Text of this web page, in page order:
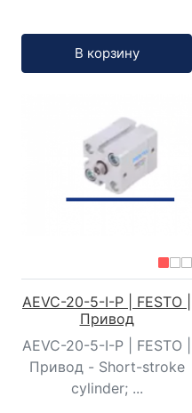
В корзину
AEVC-20-5-I-P | FESTO |
Привод
AEVC-20-5-I-P | FESTO |
Привод - Short-stroke
cylinder; ...